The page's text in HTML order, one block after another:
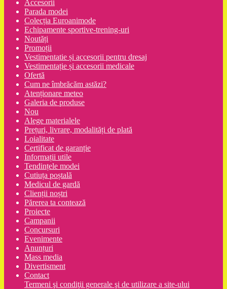
Accesorii
Parada modei
Colecția Euroanimode
Echipamente sportive-trening-uri
Noutăți
Promoții
Vestimentatie și accesorii pentru dresaj
Vestimentație și accesorii medicale
Ofertă
Cum ne îmbrăcăm astăzi?
Atenționare meteo
Galeria de produse
Nou
Alege materialele
Prețuri, livrare, modalități de plată
Loialitate
Certificat de garanție
Informații utile
Tendințele modei
Cutiuța poștală
Medicul de gardă
Clienții noștri
Părerea ta contează
Proiecte
Campanii
Concursuri
Evenimente
Anunțuri
Mass media
Divertisment
Contact
Termeni şi condiţii generale şi de utilizare a site-ului